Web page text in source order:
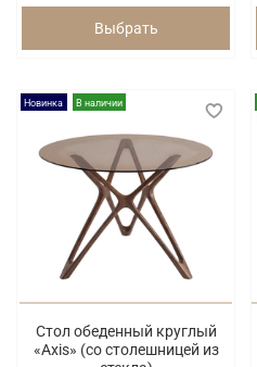
Выбрать
Новинка В наличии
Стол обеденный круглый
«Axis» (со столешницей из